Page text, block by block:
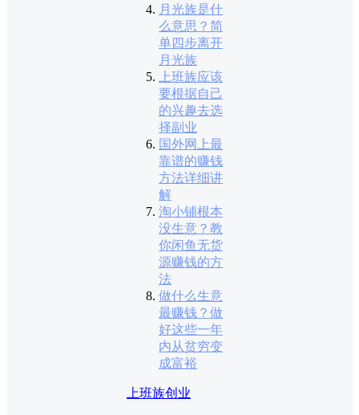
月光族是什
么意思？简
单四步离开
月光族
上班族应该
要根据自己
的兴趣去选
择副业
国外网上最
靠谱的赚钱
方法详细讲
解
淘小铺根本
没生意？教
你闲鱼无货
源赚钱的方
法
做什么生意
最赚钱？做
好这些一年
内从贫穷变
成富裕
上班族创业